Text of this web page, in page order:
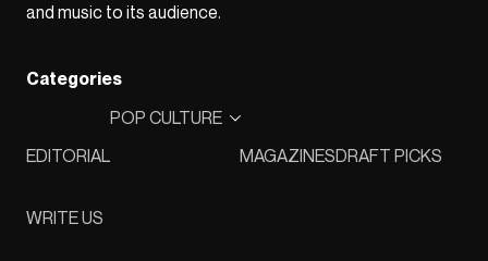
and music to its audience.
Categories
EDITORIAL
POP CULTURE
MAGAZINESDRAFT PICKS
WRITE US